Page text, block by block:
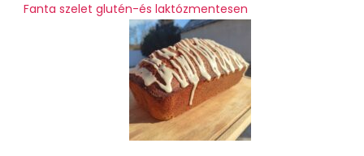
Fanta szelet glutén-és laktózmentesen